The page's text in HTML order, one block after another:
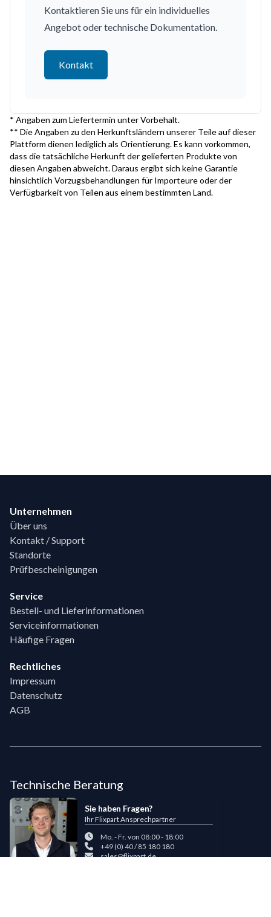
Kontaktieren Sie uns für ein individuelles
Angebot oder technische Dokumentation.
Kontakt
* Angaben zum Liefertermin unter Vorbehalt.
** Die Angaben zu den Herkunftsländern unserer Teile auf dieser
Plattform dienen lediglich als Orientierung. Es kann vorkommen,
dass die tatsächliche Herkunft der gelieferten Produkte von
diesen Angaben abweicht. Daraus ergibt sich keine Garantie
hinsichtlich Vorzugsbehandlungen für Importeure oder der
Verfügbarkeit von Teilen aus einem bestimmten Land.
Unternehmen
Über uns
Kontakt / Support
Standorte
Prüfbescheinigungen
Service
Bestell- und Lieferinformationen
Serviceinformationen
Häufige Fragen
Rechtliches
Impressum
Datenschutz
AGB
Technische Beratung
Sie haben Fragen?
Ihr Flixpart Ansprechpartner
Mo. - Fr. von 08:00 - 18:00
+49 (0) 40 / 85 180 180
sales@flixpart.de